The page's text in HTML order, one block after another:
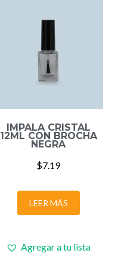
IMPALA CRISTAL
12ML CON BROCHA
NEGRA
$7.19
LEER MÁS
Agregar a tu lista